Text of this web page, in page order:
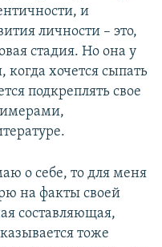
и
личности – это,
стадия. Но она у
когда хочется сыпать
подкреплять свое
о себе, то для меня
на факты своей
составляющая,
тоже